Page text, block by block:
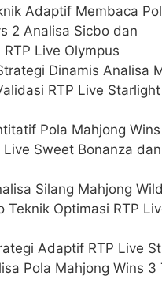
Adaptif Membaca
2 Analisa Sicbo dan
Live Olympus
Dinamis Analisa
RTP Live
Pola Mahjong
Live Sweet Bonanza
Silang Mahjong
Teknik Optimasi RTP
Adaptif RTP Live
Pola Mahjong Wins 3